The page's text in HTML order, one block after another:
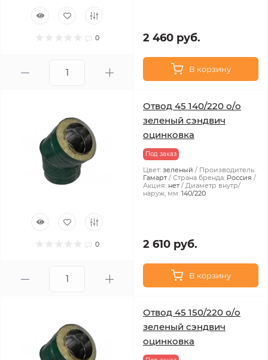
0 2 460 руб.
В корзину
0
Отвод 45 140/220 о/о
зеленый сэндвич
оцинковка
Под заказ
Цвет: зеленый
Производитель:
Гамарт
Страна бренда: Россия
Акция: нет
Диаметр внутр/
наруж, мм: 140/220
2 610 руб.
В корзину
Отвод 45 150/220 о/о
зеленый сэндвич
оцинковка